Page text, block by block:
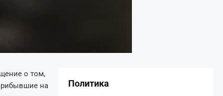
о том,
на
Политика